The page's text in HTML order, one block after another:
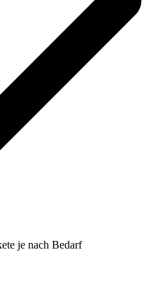
je nach Bedarf